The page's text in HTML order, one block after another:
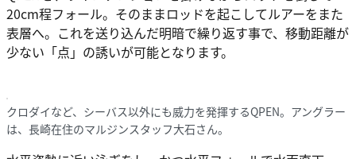
20cm程フォール。そのままロッドを起こしてルアーをまた
表層へ。これを送り込んだ明暗で繰り返す事で、移動距離が
少ない「点」の誘いが可能となります。
クロダイなど、シーバス以外にも威力を発揮するQPEN。アングラー
は、長崎在住のマルジンスタッフ大石さん。